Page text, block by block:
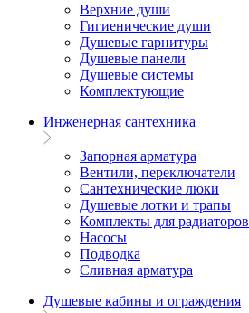
Верхние души
Гигиенические души
Душевые гарнитуры
Душевые панели
Душевые системы
Комплектующие
Инженерная сантехника
Запорная арматура
Вентили, переключатели
Сантехнические люки
Душевые лотки и трапы
Комплекты для радиаторов
Насосы
Подводка
Сливная арматура
Душевые кабины и ограждения